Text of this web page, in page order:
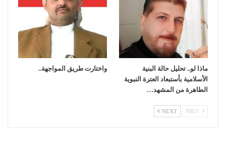
ماذا لو.. تحليل حالة البنية
الأسلامية بأستبعاد العترة النبوية
الطاهرة من المشهد…
واختارت طريق المواجهة..
NEXT